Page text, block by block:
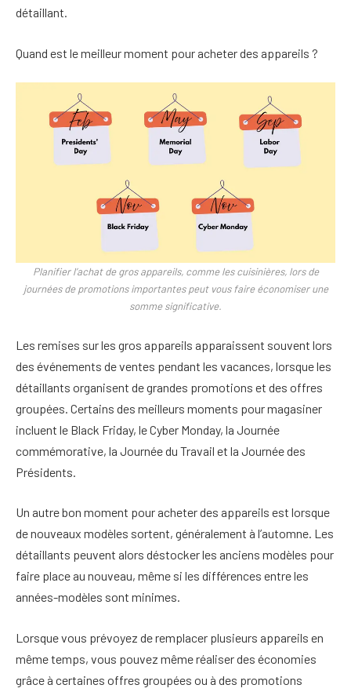
détaillant.
Quand est le meilleur moment pour acheter des appareils ?
Planifier l’achat de gros appareils, comme les cuisinières, lors de
journées de promotions importantes peut vous faire économiser une
somme significative.
Les remises sur les gros appareils apparaissent souvent lors
des événements de ventes pendant les vacances, lorsque les
détaillants organisent de grandes promotions et des offres
groupées. Certains des meilleurs moments pour magasiner
incluent le Black Friday, le Cyber Monday, la Journée
commémorative, la Journée du Travail et la Journée des
Présidents.
Un autre bon moment pour acheter des appareils est lorsque
de nouveaux modèles sortent, généralement à l’automne. Les
détaillants peuvent alors déstocker les anciens modèles pour
faire place au nouveau, même si les différences entre les
années-modèles sont minimes.
Lorsque vous prévoyez de remplacer plusieurs appareils en
même temps, vous pouvez même réaliser des économies
grâce à certaines offres groupées ou à des promotions